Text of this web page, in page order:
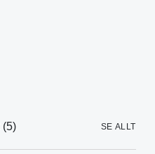
(5) SE ALLT